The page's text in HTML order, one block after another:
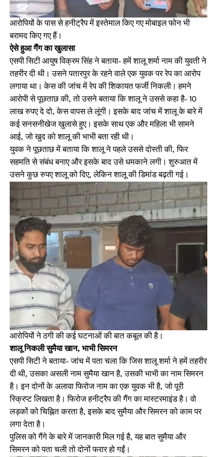
आरोपियों के पास से हनीट्रैप में इस्तेमाल किए गए मोबाइल फोन भी
बरामद किए गए हैं।
ऐसे हुआ गैंग का खुलासा
एसपी सिटी आयुष विक्रम सिंह ने बताया- हमें शालू शर्मा नाम की युवती ने
तहरीर दी थी। उसने पतारपुर के रहने वाले एक युवक पर रेप का आरोप
लगाया था। केस की जांच में रेप की शिकायत फर्जी निकली। हमने
आरोपी से पूछताछ की, तो उसने बताया कि शालू ने उससे कहा है- 10
लाख रुपए दे दो, केस वापस ले लूंगी। इसके बाद जांच में शालू के बारे में
कई सनसनीखेज खुलासे हुए। इसके साथ एक और महिला भी सामने
आई, जो खुद को शालू की भाभी बता रही थी।
युवक ने पूछताछ में बताया कि शालू ने पहले उससे दोस्ती की, फिर
सहमति से संबंध बनाए और इसके बाद उसे धमकाने लगी। शुरुआत में
उसने कुछ रुपए शालू को दिए, लेकिन शालू की डिमांड बढ़ती गई।
आरोपियों ने ठगी की कई घटनाओं की बात कबूल की है।
शालू निकली सुमैया खान, भाभी सिमरन
एसपी सिटी ने बताया- जांच में पता चला कि जिस शालू शर्मा ने हमें तहरीर
दी थी, उसका असली नाम सुमैया खान है, उसकी भाभी का नाम सिमरन
है। इन दोनों के अलावा फिरोज नाम का एक युवक भी है, जो पूरी
स्क्रिप्ट लिखता है। फिरोज हनीट्रैप की गैंग का मास्टरमाइंड है। वो
लड़कों को चिह्नित करता है, इसके बाद सुमैया और सिमरन को काम पर
लगा देता है।
पुलिस को गैंगे के बारे में जानकारी मिल गई है, यह बात सुमैया और
सिमरन को पता चली तो दोनों फरार हो गईं।